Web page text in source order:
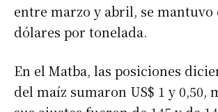
entre marzo y abril, se mantuvo
dólares por tonelada.
En el Matba, las posiciones
del maíz sumaron US$ 1 y 0,50,